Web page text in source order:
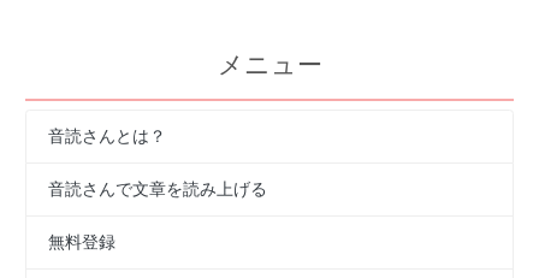
メニュー
音読さんとは？
音読さんで文章を読み上げる
無料登録